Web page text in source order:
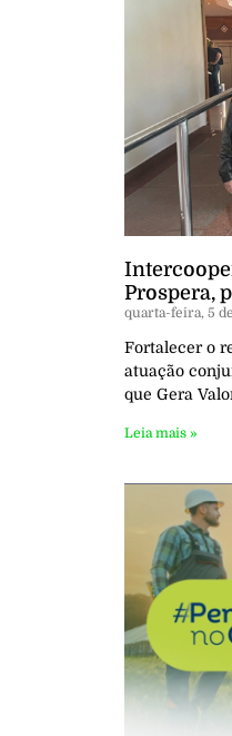
Prospera,
quarta-feira, 5
Fortalecer o
atuação
que Gera
Leia mais »